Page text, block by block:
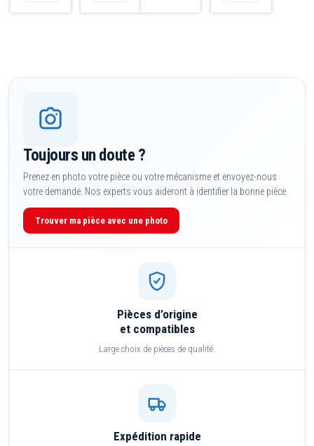
Toujours un doute ?
Prenez en photo votre pièce ou votre mécanisme et envoyez-nous
votre demande. Nos experts vous aideront à identifier la bonne pièce.
Trouver ma pièce avec une photo
Pièces d’origine
et compatibles
Large choix de pièces de qualité.
Expédition rapide